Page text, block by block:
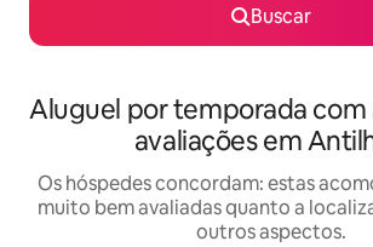
Buscar
Aluguel por temporada com
avaliações em
Os hóspedes concordam: estas
muito bem avaliadas quanto a
outros aspectos.